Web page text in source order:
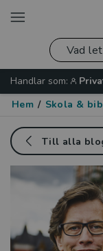
Handlar som:
Hem / Skola &
Till alla